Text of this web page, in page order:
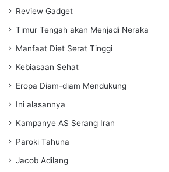
Review Gadget
Timur Tengah akan Menjadi Neraka
Manfaat Diet Serat Tinggi
Kebiasaan Sehat
Eropa Diam-diam Mendukung
Ini alasannya
Kampanye AS Serang Iran
Paroki Tahuna
Jacob Adilang